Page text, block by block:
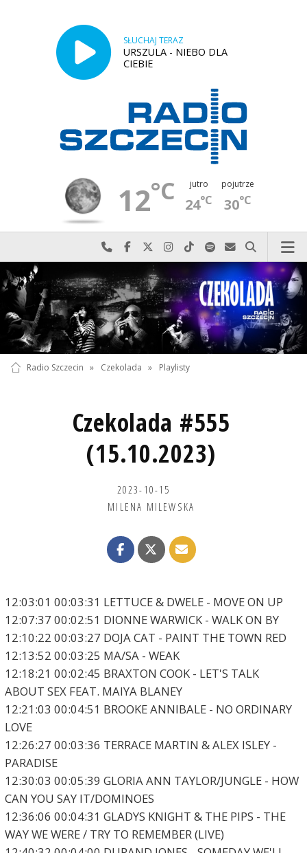
SŁUCHAJ TERAZ
URSZULA - NIEBO DLA
CIEBIE
12°C jutro
24°C
pojutrze
30°C
Najlepiej po prostu do nas zadzwoń
Odwiedź nas na Facebook-u
Odwiedź nas na X
Odwiedź nas na Instagram-ie
Odwiedź nas na TikTok-u
Szukaj nas na Spotify
Wyślij do nas
Szukaj
Radio Szczecin » Czekolada » Playlisty
Czekolada #555
(15.10.2023)
2023-10-15
MILENA MILEWSKA
12:03:01 00:03:31 LETTUCE & DWELE - MOVE ON UP
12:07:37 00:02:51 DIONNE WARWICK - WALK ON BY
12:10:22 00:03:27 DOJA CAT - PAINT THE TOWN RED
12:13:52 00:03:25 MA/SA - WEAK
12:18:21 00:02:45 BRAXTON COOK - LET'S TALK
ABOUT SEX FEAT. MAIYA BLANEY
12:21:03 00:04:51 BROOKE ANNIBALE - NO ORDINARY
LOVE
12:26:27 00:03:36 TERRACE MARTIN & ALEX ISLEY -
PARADISE
12:30:03 00:05:39 GLORIA ANN TAYLOR/JUNGLE - HOW
CAN YOU SAY IT/DOMINOES
12:36:06 00:04:31 GLADYS KNIGHT & THE PIPS - THE
WAY WE WERE / TRY TO REMEMBER (LIVE)